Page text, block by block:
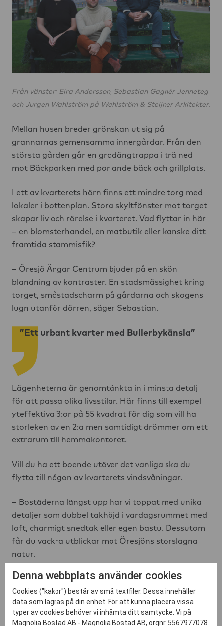
Från vänster: Eira Andersson, Sebastian Gagnér Jenneteg
och Jurgen Wahlström på Wahlström & Steijner Arkitekter.
Mellan husen breder grönskan ut sig på
grannarnas gemensamma innergårdar. Från den
största gården går en gradängtrappa i trä ned
mot Bäckparken med porlande bäck och grillplats.
I ett av kvarterets hörn finns ett mindre torg med
lokaler i bottenplan. Stora skyltfönster mot torget
skapar liv och rörelse i kvarteret. Vad flyttar in här
– en blomsterhandel, en matbutik eller kanske ditt
framtida stammisfik?
– Öresjö Ängar Centrum bjuder på en skön
blandning av kontraster. En stadsmässighet kring
torget, småstadscharm på gårdarna och skogens
lugn utanför dörren, säger Sebastian.
”Ett urbant kvarter med Bullerbykänsla”
Lägenheterna är genomtänkta in i minsta detalj
för att passa olika livsstilar. Här finns till exempel
yteffektiva 3:or på 55 kvadrat för dig som vill ha
storleken av en 2:a men samtidigt drömmer om ett
extrarum till hemmakontoret.
Vill du ha ett boende utöver det vanliga ska du
flytta till någon av kvarterets vindsvåningar.
– Bostäderna längst upp har vi toppat med unika
detaljer som dubbel takhöjd i vardagsrummet med
loft, charmigt snedtak eller egen bastu. Dessutom
får du vackra utblickar mot Öresjöns storslagna
natur.
Läs mer om lägenheterna i Öresjö Ängar Centrum
här
Denna webbplats använder cookies
Cookies ("kakor") består av små textfiler. Dessa innehåller
data som lagras på din enhet. För att kunna placera vissa
typer av cookies behöver vi inhämta ditt samtycke. Vi på
Magnolia Bostad AB - Magnolia Bostad AB, orgnr. 5567977078